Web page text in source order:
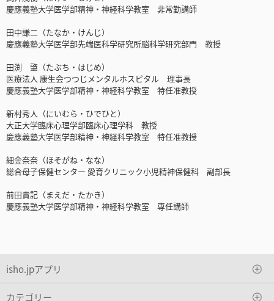
慶應義塾大学医学部精神・神経科学教室 非常勤講師
田中謙二（たなか・けんじ）
慶應義塾大学医学部先端医科学研究所脳科学研究部門 教授
田渕 肇（たぶち・はじめ）
医療法人 康生会つつじメンタルホスピタル 理事長
慶應義塾大学医学部精神・神経科学教室 特任准教授
新村秀人（にいむら・ひでひと）
大正大学臨床心理学部臨床心理学科 教授
慶應義塾大学医学部精神・神経科学教室 特任准教授
細金奈奈（ほそがね・なな）
総合母子保健センター 愛育クリニック小児精神保健科 副部長
前田貴記（まえだ・たかき）
慶應義塾大学医学部精神・神経科学教室 専任講師
isho.jpアプリ
カテゴリー